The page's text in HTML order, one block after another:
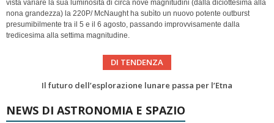
vista variare la sua luminosità di circa nove magnitudini (dalla diciottesima alla
nona grandezza) la 220P/ McNaught ha subìto un nuovo potente outburst
presumibilmente tra il 5 e il 6 agosto, passando improvvisamente dalla
tredicesima alla settima magnitudine.
DI TENDENZA
NEWS DI ASTRONOMIA E SPAZIO